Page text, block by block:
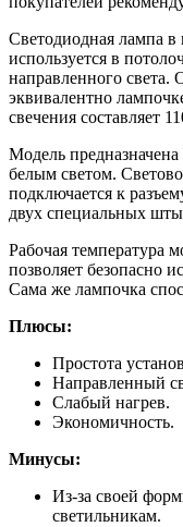
Светодиодная лампа в
используется в
направленного света.
эквивалентно
свечения составляет
Модель
белым светом.
подключается к
двух специальных
Рабочая температура
позволяет безопасно
Сама же лампочка
Плюсы:
Простота
Направленный
Слабый нагрев.
Экономичность.
Минусы:
Из-за своей
светильникам.